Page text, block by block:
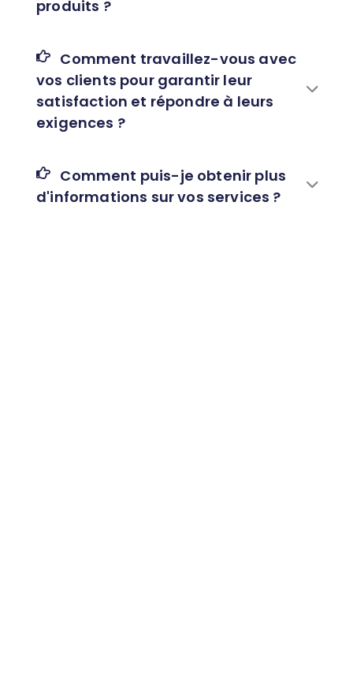
produits ?
Comment travaillez-vous avec
vos clients pour garantir leur
satisfaction et répondre à leurs
exigences ?
Comment puis-je obtenir plus
d'informations sur vos services ?